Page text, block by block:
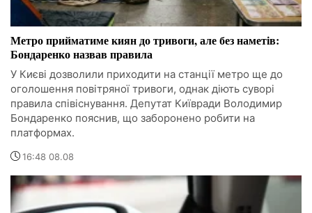
Метро прийматиме киян до тривоги, але без наметів:
Бондаренко назвав правила
У Києві дозволили приходити на станції метро ще до
оголошення повітряної тривоги, однак діють суворі
правила співіснування. Депутат Київради Володимир
Бондаренко пояснив, що заборонено робити на
платформах.
16:48 08.08